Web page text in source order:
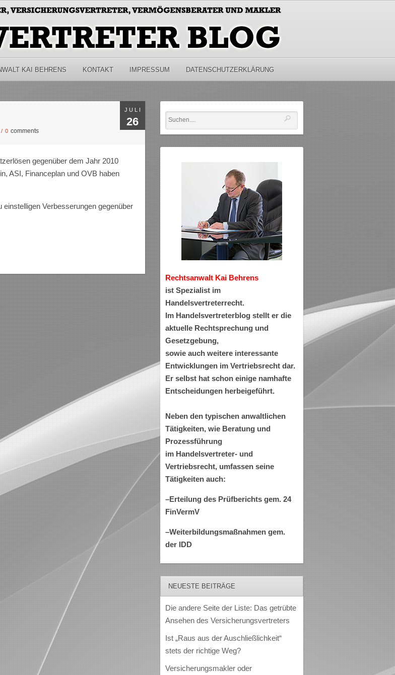
KAI BEHRENS KONTAKT IMPRESSUM DATENSCHUTZERKLÄRUNG
JULI
26
/0comments
gegenüber dem Jahr 2010
ASI, Financeplan und OVB haben
Verbesserungen gegenüber
Rechtsanwalt Kai Behrens
ist Spezialist im
Handelsvertreterrecht.
Im Handelsvertreterblog stellt er die
aktuelle Rechtsprechung und
Gesetzgebung,
sowie auch weitere interessante
Entwicklungen im Vertriebsrecht dar.
Er selbst hat schon einige namhafte
Entscheidungen herbeigeführt.
Neben den typischen anwaltlichen
Tätigkeiten, wie Beratung und
Prozessführung
im Handelsvertreter- und
Vertriebsrecht, umfassen seine
Tätigkeiten auch:
–Erteilung des Prüfberichts gem. 24
FinVermV
–Weiterbildungsmaßnahmen gem.
der IDD
NEUESTE BEITRÄGE
Die andere Seite der Liste: Das getrübte
Ansehen des Versicherungsvertreters
Ist „Raus aus der Auschließlichkeit“
stets der richtige Weg?
Versicherungsmakler oder